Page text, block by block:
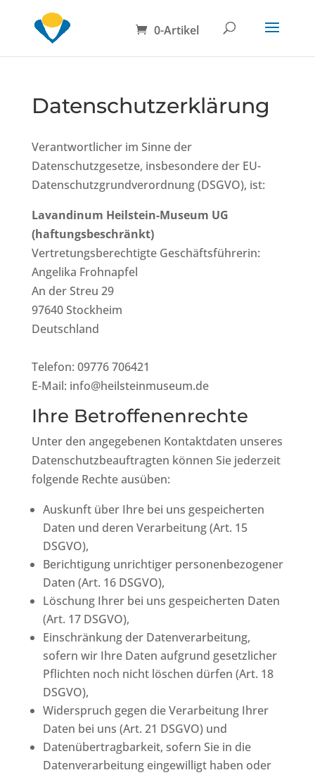
0-Artikel
Datenschutzerklärung
Verantwortlicher im Sinne der
Datenschutzgesetze, insbesondere der EU-
Datenschutzgrundverordnung (DSGVO), ist:
Lavandinum Heilstein-Museum UG
(haftungsbeschränkt)
Vertretungsberechtigte Geschäftsführerin:
Angelika Frohnapfel
An der Streu 29
97640 Stockheim
Deutschland
Telefon: 09776 706421
E-Mail: info@heilsteinmuseum.de
Ihre Betroffenenrechte
Unter den angegebenen Kontaktdaten unseres
Datenschutzbeauftragten können Sie jederzeit
folgende Rechte ausüben:
Auskunft über Ihre bei uns gespeicherten
Daten und deren Verarbeitung (Art. 15
DSGVO),
Berichtigung unrichtiger personenbezogener
Daten (Art. 16 DSGVO),
Löschung Ihrer bei uns gespeicherten Daten
(Art. 17 DSGVO),
Einschränkung der Datenverarbeitung,
sofern wir Ihre Daten aufgrund gesetzlicher
Pflichten noch nicht löschen dürfen (Art. 18
DSGVO),
Widerspruch gegen die Verarbeitung Ihrer
Daten bei uns (Art. 21 DSGVO) und
Datenübertragbarkeit, sofern Sie in die
Datenverarbeitung eingewilligt haben oder